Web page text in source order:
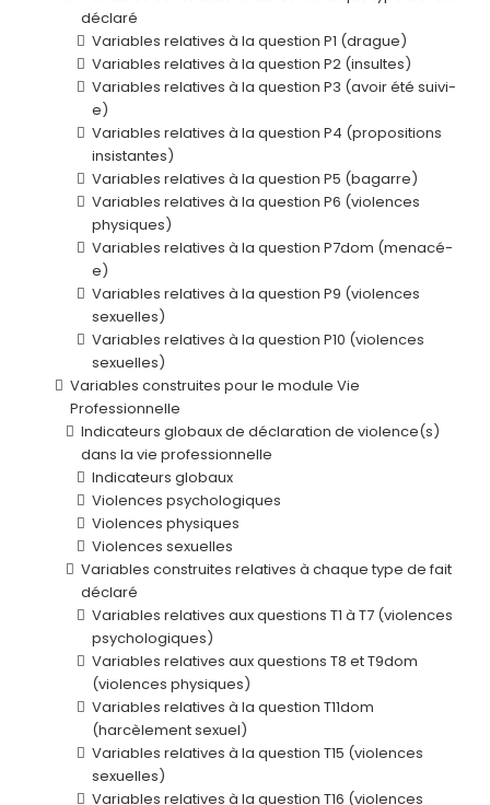
déclaré
Variables relatives à la question P1 (drague)
Variables relatives à la question P2 (insultes)
Variables relatives à la question P3 (avoir été suivi-
e)
Variables relatives à la question P4 (propositions
insistantes)
Variables relatives à la question P5 (bagarre)
Variables relatives à la question P6 (violences
physiques)
Variables relatives à la question P7dom (menacé-
e)
Variables relatives à la question P9 (violences
sexuelles)
Variables relatives à la question P10 (violences
sexuelles)
Variables construites pour le module Vie
Professionnelle
Indicateurs globaux de déclaration de violence(s)
dans la vie professionnelle
Indicateurs globaux
Violences psychologiques
Violences physiques
Violences sexuelles
Variables construites relatives à chaque type de fait
déclaré
Variables relatives aux questions T1 à T7 (violences
psychologiques)
Variables relatives aux questions T8 et T9dom
(violences physiques)
Variables relatives à la question T11dom
(harcèlement sexuel)
Variables relatives à la question T15 (violences
sexuelles)
Variables relatives à la question T16 (violences